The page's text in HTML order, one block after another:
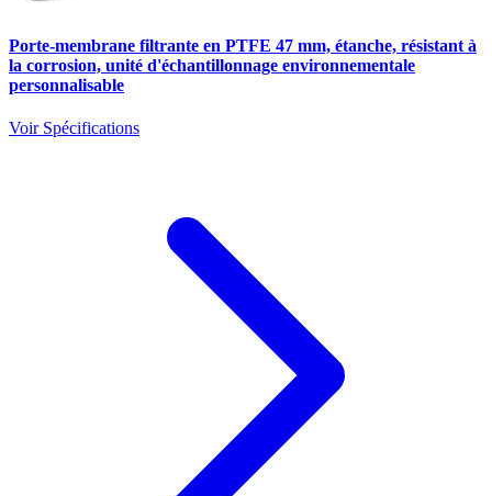
Porte-membrane filtrante en PTFE 47 mm, étanche, résistant à
la corrosion, unité d'échantillonnage environnementale
personnalisable
Voir Spécifications